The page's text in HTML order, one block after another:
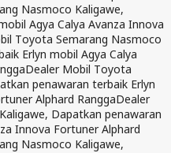
Nasmoco Kaligawe,
Agya Calya Avanza Innova
Toyota Semarang Nasmoco
Erlyn mobil Agya Calya
Dealer Mobil Toyota
penawaran terbaik Erlyn
Alphard RanggaDealer
Dapatkan penawaran
Innova Fortuner Alphard
Nasmoco Kaligawe,